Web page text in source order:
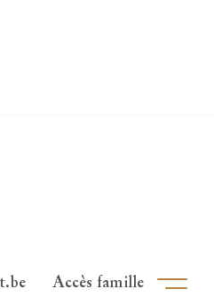
Accès famille